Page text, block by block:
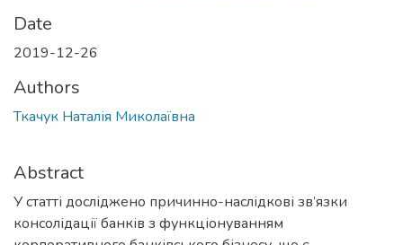
Date
2019-12-26
Authors
Ткачук Наталія Миколаївна
Abstract
У статті досліджено причинно-наслідкові зв’язки
консолідації банків з функціонуванням